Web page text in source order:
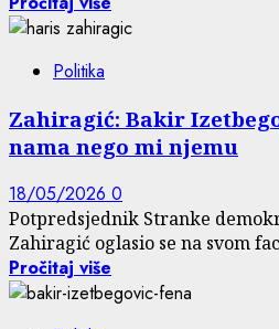
Politika
Zahiragić: Bakir
nama nego mi njemu
18/05/2026 0
Potpredsjednik Stranke
Zahiragić oglasio se na svom
Pročitaj više